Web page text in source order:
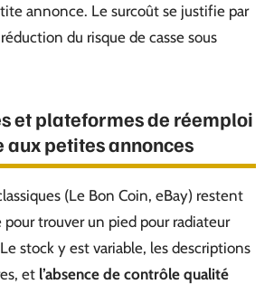
annonce. Le surcoût se justifie par
du risque de casse sous
et plateformes de réemploi
aux petites annonces
(Le Bon Coin, eBay) restent
trouver un pied pour radiateur
stock y est variable, les descriptions
et l’absence de contrôle qualité